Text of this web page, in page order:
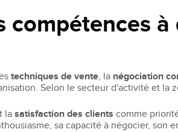
compétences
techniques de vente, la négociation
Selon le secteur d'activité et
lasatisfaction des clients comme
sa capacité à négocier, son